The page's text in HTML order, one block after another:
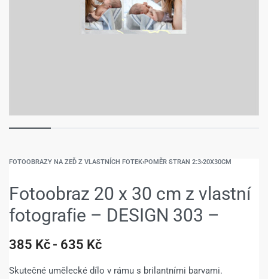
FOTOOBRAZY NA ZEĎ Z VLASTNÍCH FOTEK›POMĚR STRAN 2:3›20X30CM
Fotoobraz 20 x 30 cm z vlastní
fotografie – DESIGN 303 –
385 Kč 635 Kč
Skutečné umělecké dílo v rámu s brilantními barvami.